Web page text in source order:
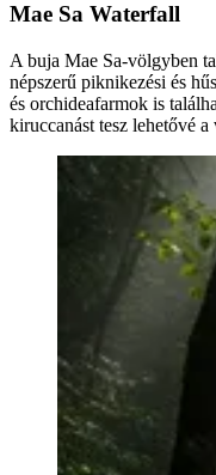
Mae Sa Waterfall
A buja Mae Sa-völgyben
népszerű piknikezési és
és orchideafarmok is
kiruccanást tesz lehetővé a